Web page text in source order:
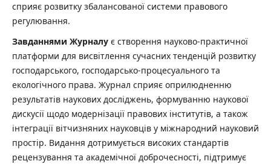
сприяє розвитку збалансованої системи правового
регулювання.
Завданнями Журналує створення науково‑практичної
платформи для висвітлення сучасних тенденцій розвитку
господарського, господарсько‑процесуального та
екологічного права. Журнал сприяє оприлюдненню
результатів наукових досліджень, формуванню наукової
дискусії щодо модернізації правових інститутів, а також
інтеграції вітчизняних науковців у міжнародний науковий
простір. Видання дотримується високих стандартів
рецензування та академічної доброчесності, підтримує